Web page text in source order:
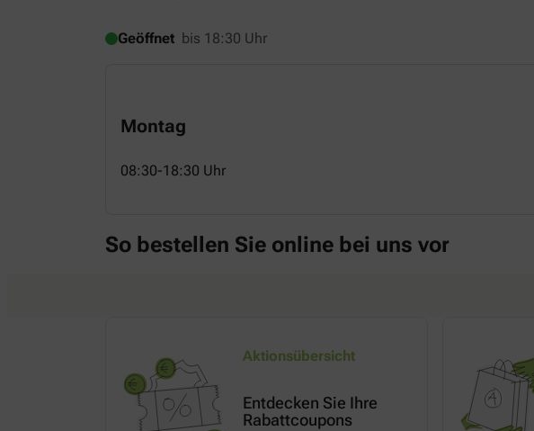
Geöffnet bis 18:30 Uhr
Montag
08:30-18:30 Uhr
So bestellen Sie online bei uns vor
Aktionsübersicht
Entdecken Sie Ihre
Rabattcoupons